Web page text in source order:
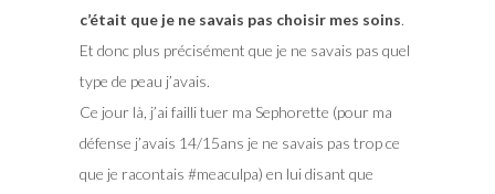
c’était que je ne savais pas choisir mes soins.
Et donc plus précisément que je ne savais pas quel
type de peau j’avais.
Ce jour là, j’ai failli tuer ma Sephorette (pour ma
défense j’avais 14/15ans je ne savais pas trop ce
que je racontais #meaculpa) en lui disant que